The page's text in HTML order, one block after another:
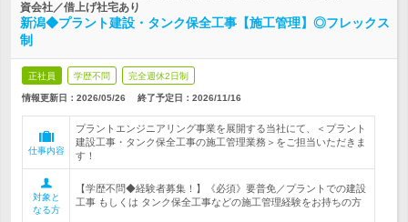
資会社／借上げ社宅あり
新潟◆プラント建設・タンク保全工事【施工管理】◎フレックス
制
正社員 学歴不問 完全週休2日制
情報更新日：2026/05/26 終了予定日： 2026/11/16
仕事内容
プラントエンジニアリング事業を展開する当社にて、＜プラント
建設工事・タンク保全工事の施工管理業務＞をご担当いただきま
す！
対象と
なる方
【学歴不問◆経験者募集！】《必須》要普免／プラントでの建設
工事 もしくは タンク保全工事などの施工管理経験をお持ちの方